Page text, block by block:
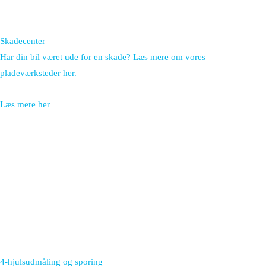
Skadecenter
Har din bil været ude for en skade? Læs mere om vores
pladeværksteder her.
Læs mere her
4-hjulsudmåling og sporing